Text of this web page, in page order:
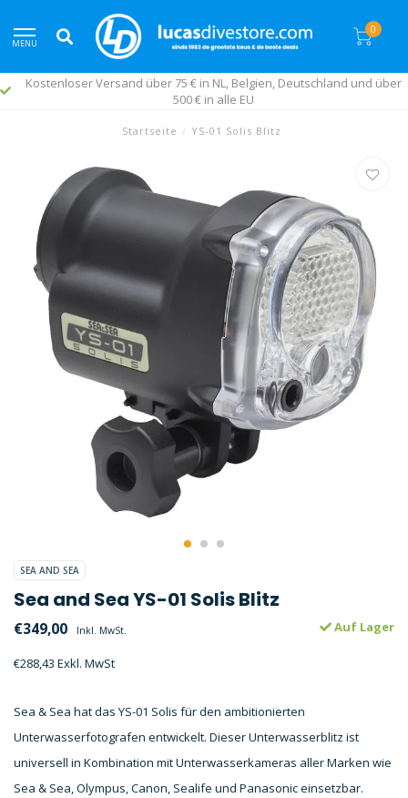
MENU
0
Kostenloser Versand über 75 € in NL, Belgien, Deutschland und über
500 € in alle EU
Startseite / YS-01 Solis Blitz
SEA AND SEA
Sea and Sea YS-01 Solis Blitz
€349,00 Inkl. MwSt.
€288,43 Exkl. MwSt
Auf Lager
Sea & Sea hat das YS-01 Solis für den ambitionierten
Unterwasserfotografen entwickelt. Dieser Unterwasserblitz ist
universell in Kombination mit Unterwasserkameras aller Marken wie
Sea & Sea, Olympus, Canon, Sealife und Panasonic einsetzbar.